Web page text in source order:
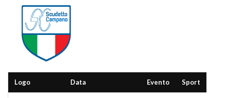
Logo Data Evento Sport